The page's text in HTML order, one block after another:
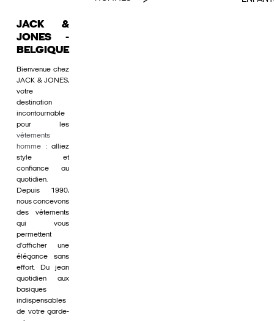
JACK &
JONES -
BELGIQUE
Bienvenue chez
JACK & JONES,
votre
destination
incontournable
pour les
vêtements
homme : alliez
style et
confiance au
quotidien.
Depuis 1990,
nous concevons
des vêtements
qui vous
permettent
d'afficher une
élégance sans
effort. Du jean
quotidien aux
basiques
indispensables
de votre garde-